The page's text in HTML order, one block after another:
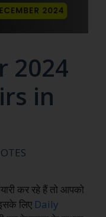
2024
in
कर रहे हैं तो आपको
लिए Daily